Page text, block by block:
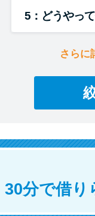
5：どうやっ
さらに
30分で借り